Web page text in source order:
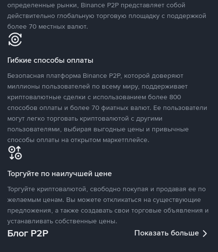
определенные рынки, Binance P2P представляет собой
действительно глобальную торговую площадку с поддержкой
более 70 местных валют.
Гибкие способы оплаты
Безопасная платформа Binance P2P, которой доверяют
миллионы пользователей по всему миру, поддерживает
криптовалютные сделки с использованием более 800
способов оплаты и более 70 фиатных валют. Ее пользователи
могут легко торговать криптовалютой с другими
пользователями, выбирая выгодные цены и привычные
способы оплаты на открытом маркетплейсе.
Торгуйте по наилучшей цене
Торгуйте криптовалютой, свободно покупая и продавая ее по
желаемым ценам. Вы можете откликаться на существующие
предложения, а также создавать свои торговые объявления и
устанавливать собственные цены.
Блог P2P Показать больше